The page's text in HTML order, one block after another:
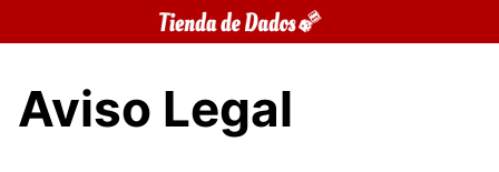
al
Aviso Legal